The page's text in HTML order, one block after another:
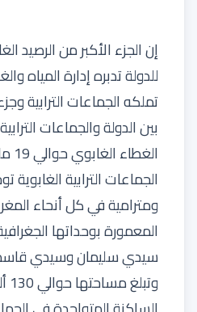
إن الجزء الأكبر من الرصيد
للدولة تدبره إدارة المياه
تملكه الجماعات الترابية
بين الدولة والجماعات
الجماعات الترابية
ومترامية في كل أنحاء
المعمورة بوحداتها
سيدي سليمان وسيدي قاسم